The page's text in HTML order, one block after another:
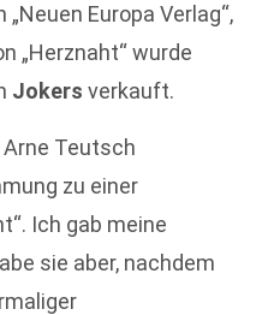
„Neuen Europa Verlag“,
„Herznaht“ wurde
Jokers verkauft.
Teutsch
zu einer
Ich gab meine
sie aber, nachdem